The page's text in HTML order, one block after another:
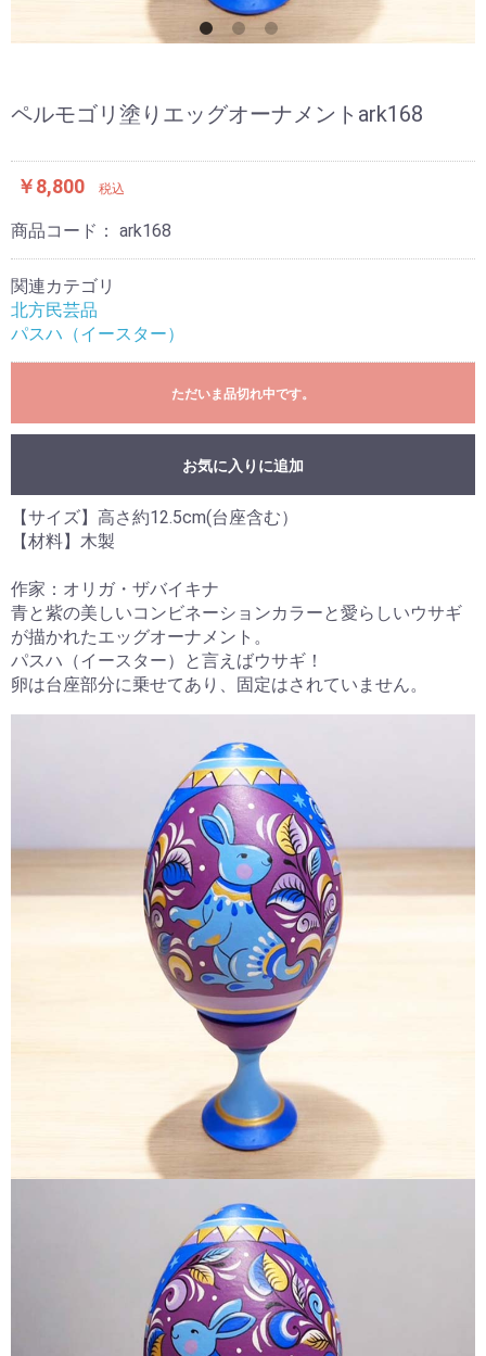
ペルモゴリ塗りエッグオーナメントark168
￥8,800 税込
商品コード： ark168
関連カテゴリ
北方民芸品
パスハ（イースター）
ただいま品切れ中です。
お気に入りに追加
【サイズ】高さ約12.5cm(台座含む）
【材料】木製
作家：オリガ・ザバイキナ
青と紫の美しいコンビネーションカラーと愛らしいウサギ
が描かれたエッグオーナメント。
パスハ（イースター）と言えばウサギ！
卵は台座部分に乗せてあり、固定はされていません。